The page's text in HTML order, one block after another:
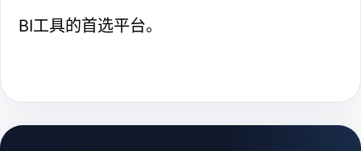
BI工具的首选平台。